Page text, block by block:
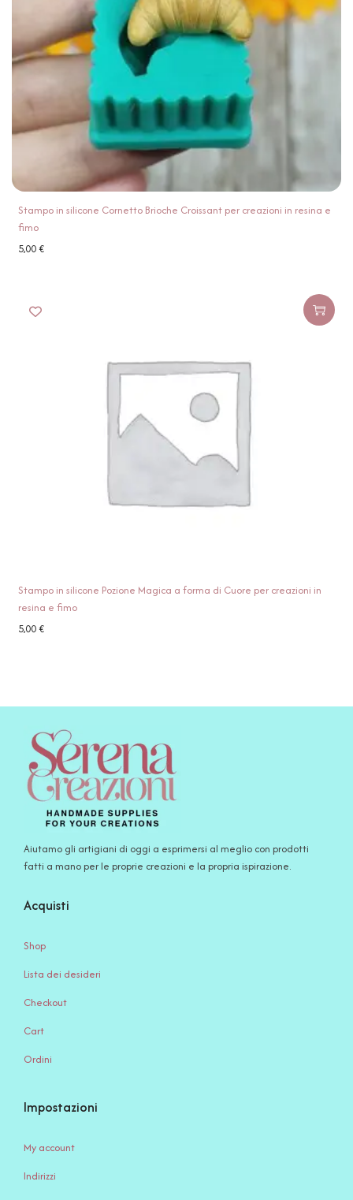
Stampo in silicone Cornetto Brioche Croissant per creazioni in resina e
fimo
5,00€
Stampo in silicone Pozione Magica a forma di Cuore per creazioni in
resina e fimo
5,00€
Aiutamo gli artigiani di oggi a esprimersi al meglio con prodotti
fatti a mano per le proprie creazioni e la propria ispirazione.
Acquisti
Shop
Lista dei desideri
Checkout
Cart
Ordini
Impostazioni
My account
Indirizzi